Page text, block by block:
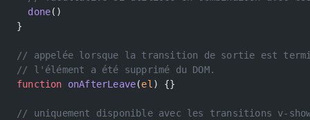
  done
()
}
// appelée lorsque la transition de sortie est
// l'élément a été supprimé du DOM.
function onAfterLeave(el) {}
// uniquement disponible avec les transitions v-